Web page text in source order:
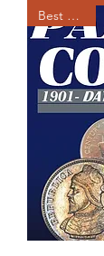
Best Seller